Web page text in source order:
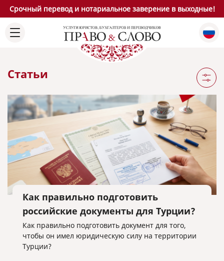
Срочный перевод и нотариальное заверение в выходные!
Статьи
Как правильно подготовить
российские документы для Турции?
Как правильно подготовить документ для того,
чтобы он имел юридическую силу на территории
Турции?